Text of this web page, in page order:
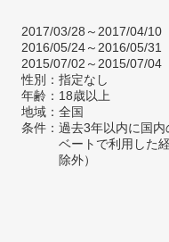
2017/03/28～2017/04/10
2016/05/24～2016/05/31
2015/07/02～2015/07/04
性別：指定なし
年齢：18歳以上
地域：全国
条件：過去3年以内に国
ベートで利用した
除外）